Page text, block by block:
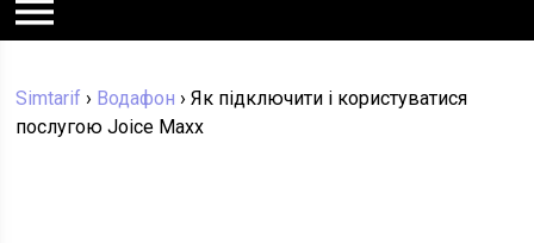
Simtarif › Водафон ›Як підключити і користуватися
послугою Joice Maxx